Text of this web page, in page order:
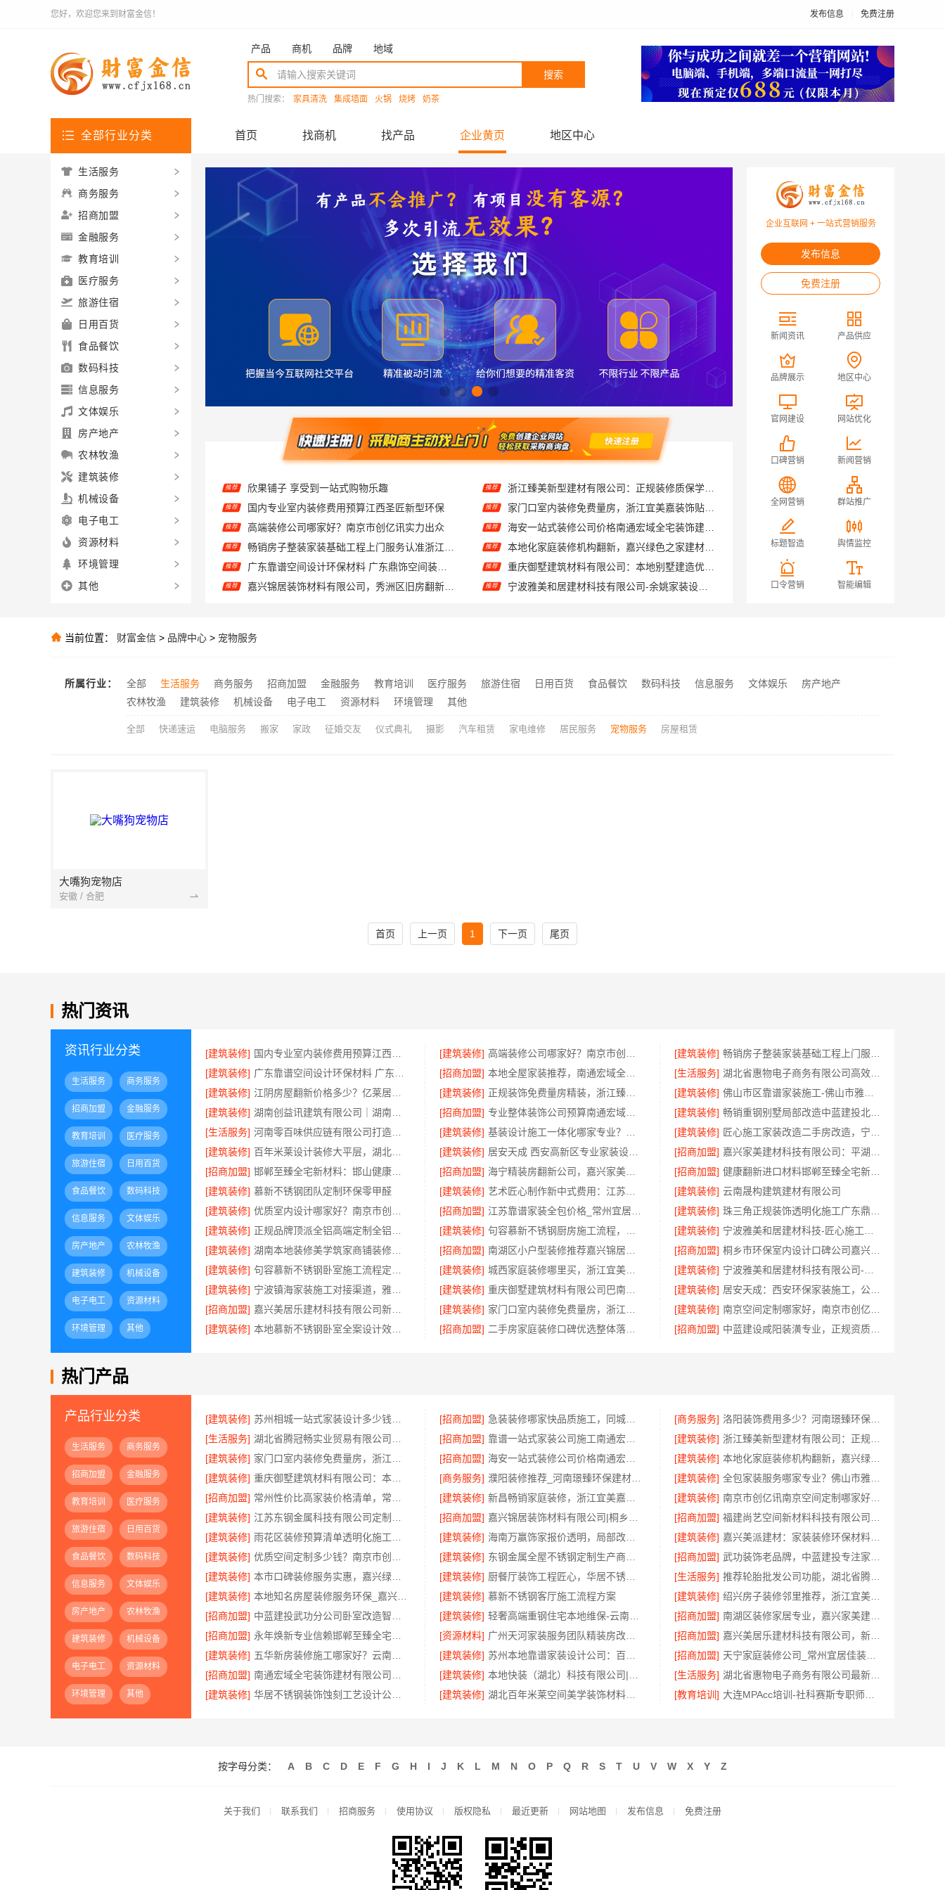
您好，欢迎您来到财富金信！ 发布信息 免费注册
产品 商机 品牌 地域
搜索
热门搜索： 家具清洗 集成墙面 火锅 烧烤 奶茶
全部行业分类 首页 找商机 找产品 企业黄页 地区中心
推荐 国内专业室内装修费用预算江西圣匠新型环保
推荐 高端装修公司哪家好？南京市创亿讯实力出众
推荐
推荐 广东靠谱空间设计环保材料 广东鼎饰空间装饰工程有限公司
推荐 嘉兴锦居装饰材料有限公司，秀洲区旧房翻新室内设计哪家好
推荐 慕新不锈钢全案设计卫生间304材质
推荐 华居不锈钢蚀刻工艺，南山装饰更出众
推荐 大连外国语学院继续教育学院学院新闻今日信息
推荐 家门口室内装修免费量房，浙江宜美嘉装饰贴心服务
推荐 海安一站式装修公司价格南通宏域全宅装饰建材有限公司预算
推荐 本地化家庭装修机构翻新，嘉兴绿色之家建材科技有限公司
推荐 重庆御墅建筑材料有限公司：本地别墅建造优惠活动抗震防风
推荐 宁波雅美和居建材科技有限公司-余姚家装设计到店咨询
推荐 江苏靠谱家装全包价格 - 常州宜居佳装饰
推荐 靠谱一站式家装公司施工南通宏域全宅装饰建材有限公司
企业互联网 + 一站式营销服务
发布信息
免费注册
新闻资讯 产品供应
品牌展示 地区中心
官网建设 网站优化
口碑营销 新闻营销
全网营销 群站推广
标题智造 舆情监控
口令营销 智能编辑
生活服务
商务服务
招商加盟
金融服务
教育培训
医疗服务
旅游住宿
日用百货
食品餐饮
数码科技
信息服务
文体娱乐
房产地产
农林牧渔
建筑装修
机械设备
电子电工
资源材料
环境管理
其他
当前位置： 财富金信 > 品牌中心 > 宠物服务
所属行业： 全部 生活服务 商务服务 招商加盟 金融服务 教育培训 医疗服务 旅游住宿 日用百货 食品餐饮 数码科技 信息服务 文体娱乐
房产地产
农林牧渔
建筑装修 机械设备 电子电工 资源材料 环境管理 其他
全部 快递速运 电脑服务 搬家 家政 征婚交友 仪式典礼 摄影 汽车租赁 家电维修 居民服务 宠物服务 房屋租赁
大嘴狗宠物店
安徽 / 合肥
首页 上一页 1 下一页 尾页
热门资讯
资讯行业分类
生活服务 商务服务
招商加盟 金融服务
教育培训 医疗服务
旅游住宿 日用百货
食品餐饮 数码科技
信息服务 文体娱乐
房产地产 农林牧渔
建筑装修 机械设备
电子电工 资源材料
环境管理 其他
[建筑装修] [建筑装修] [建筑装修]
[建筑装修]
[招商加盟] [生活服务]
湖北省惠物电子商务有限公司高效生鲜食品服务商价格
[建筑装修]
[建筑装修] [建筑装修]
佛山市区靠谱家装施工-佛山市雅居美家建筑装饰工程有限公司
[建筑装修]
[招商加盟] [建筑装修]
畅销重钢别墅局部改造中蓝建投北京建设有限公司四川
[生活服务]
[建筑装修] [建筑装修]
[建筑装修]
[建筑装修] [招商加盟]
[招商加盟]
[招商加盟] [招商加盟]
健康翻新进口材料邯郸至臻全宅新材料有限公司
[建筑装修] 慕新不锈钢团队定制环保零甲醛 [建筑装修] [建筑装修] 云南晟构建筑建材有限公司
[建筑装修]
[招商加盟] [建筑装修]
[建筑装修]
[建筑装修] [建筑装修]
[建筑装修]
[招商加盟] [招商加盟]
桐乡市环保室内设计口碑公司嘉兴锦居装饰材料有限公司
[建筑装修]
[建筑装修] [建筑装修]
[建筑装修]
[建筑装修] [建筑装修]
居安天成：西安环保家装施工，公寓自有施工队
[招商加盟]
[建筑装修] [建筑装修]
[建筑装修]
[招商加盟] [招商加盟] 中蓝建设咸阳装潢专业，正规资质有保障
热门产品
产品行业分类
生活服务 商务服务
招商加盟 金融服务
教育培训 医疗服务
旅游住宿 日用百货
食品餐饮 数码科技
信息服务 文体娱乐
房产地产 农林牧渔
建筑装修 机械设备
电子电工 资源材料
环境管理 其他
[建筑装修] [招商加盟] [商务服务]
洛阳装饰费用多少？河南璟臻环保建材有限公司透明报价
[生活服务]
[招商加盟] [建筑装修]
[建筑装修]
[招商加盟] [建筑装修]
本地化家庭装修机构翻新，嘉兴绿色之家建材科技有限公司
[建筑装修]
[商务服务] [建筑装修]
全包家装服务哪家专业？佛山市雅居美家装饰源头工厂直供服务
[招商加盟]
[建筑装修] [建筑装修]
南京市创亿讯南京空间定制哪家好，环保全包首选
[建筑装修]
[招商加盟] [招商加盟]
[建筑装修]
[建筑装修] [建筑装修]
嘉兴美派建材：家装装修环保材料靠谱商家
[建筑装修]
[建筑装修] [招商加盟]
[建筑装修]
[建筑装修] [生活服务]
推荐轮胎批发公司功能，湖北省腾冠畅实业贸易有限公司全链路服务
[建筑装修]
[建筑装修] 慕新不锈钢客厅施工流程方案 [建筑装修]
绍兴房子装修邻里推荐，浙江宜美嘉装饰
[招商加盟]
[建筑装修] [招商加盟]
南湖区装修家居专业，嘉兴家美建材科技推荐
[招商加盟]
[资源材料] [招商加盟]
嘉兴美居乐建材科技有限公司，新房装修预约上门
[建筑装修]
[建筑装修] [招商加盟]
天宁家庭装修公司_常州宜居佳装饰工程有限公司
[招商加盟]
[建筑装修] [生活服务]
湖北省惠物电子商务有限公司最新生鲜食品网站价格
[建筑装修]
[建筑装修] [教育培训] 大连MPAcc培训-社科赛斯专职师资为您答疑解惑
按字母分类： A B C D E F G H I J K L M N O P Q R S T U V W X Y Z
关于我们 联系我们 招商服务 使用协议 版权隐私 最近更新 网站地图 发布信息 免费注册